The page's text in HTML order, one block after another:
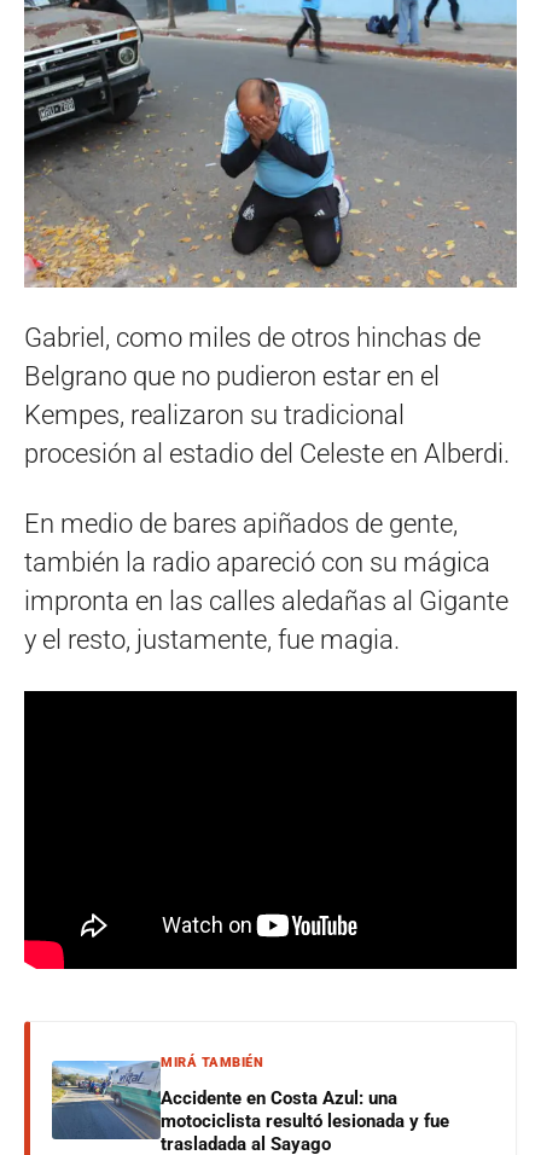
Gabriel, como miles de otros hinchas de
Belgrano que no pudieron estar en el
Kempes, realizaron su tradicional
procesión al estadio del Celeste en Alberdi.
En medio de bares apiñados de gente,
también la radio apareció con su mágica
impronta en las calles aledañas al Gigante
y el resto, justamente, fue magia.
MIRÁ TAMBIÉN
Accidente en Costa Azul: una
motociclista resultó lesionada y fue
trasladada al Sayago